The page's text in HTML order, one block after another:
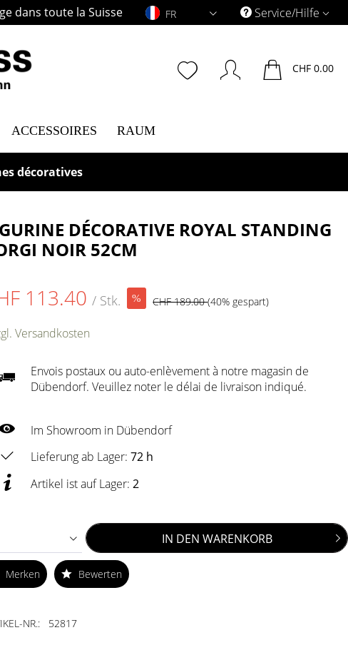
dans toute la Suisse FR Service/Hilfe
CHF 0.00
ACCESSOIRES RAUM
décoratives
DÉCORATIVE ROYAL STANDING
NOIR 52CM
113.40/ Stk. CHF 189.00(40% gespart)
Versandkosten
Envois postaux ou auto-enlèvement à notre magasin de
Dübendorf. Veuillez noter le délai de livraison indiqué.
Im Showroom in Dübendorf
Lieferung ab Lager:72 h
Artikel ist auf Lager:2
IN DEN WARENKORB
Merken Bewerten
NR.: 52817